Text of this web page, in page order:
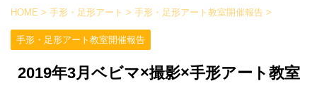
HOME > 手形・足形アート > 手形・足形アート教室開催報告 >
手形・足形アート教室開催報告
2019年3月ベビマ×撮影×手形アート教室